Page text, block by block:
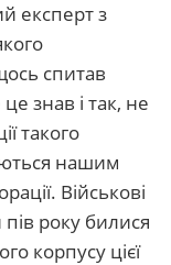
експерт з
спитав
знав і так, не
такого
нашим
Військові
року билися
корпусу цієї